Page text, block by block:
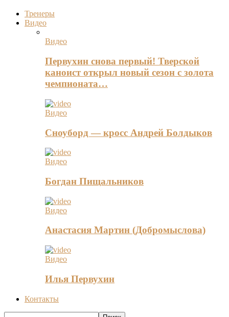
Тренеры
Видео
Видео
Первухин снова первый! Тверской
каноист открыл новый сезон с золота
чемпионата…
Видео
Сноуборд — кросс Андрей Болдыков
Видео
Богдан Пищальников
Видео
Анастасия Мартин (Добромыслова)
Видео
Илья Первухин
Контакты